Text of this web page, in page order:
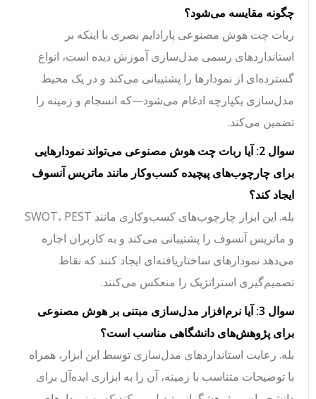
چگونه مقایسه می‌شود؟
ربات چت هوش مصنوعی پارادایم بصری با اینکه بر
استانداردهای رسمی مدل‌سازی آموزش دیده است، انواع
گسترده‌ای از نمودارها را پشتیبانی می‌کند و در یک محیط
مدل‌سازی یکپارچه ادغام می‌شود—که انسجام و زمینه را
تضمین می‌کند.
سوال 2: آیا ربات چت هوش مصنوعی می‌تواند نمودارهایی
برای چارچوب‌های پیچیده کسب‌وکار مانند ماتریس آنسوف
ایجاد کند؟
بله. این ابزار چارچوب‌های کسب‌وکاری مانند SWOT، PEST
و ماتریس آنسوف را پشتیبانی می‌کند و به کاربران اجازه
می‌دهد نمودارهای ساختاریافته‌ای ایجاد کنند که نقاط
تصمیم‌گیری استراتژیک را منعکس می‌کنند.
سوال 3: آیا نرم‌افزار مدل‌سازی مبتنی بر هوش مصنوعی
برای پژوهش‌های دانشگاهی مناسب است؟
بله. رعایت استانداردهای مدل‌سازی توسط این ابزار، همراه
با توضیحات متناسب با زمینه، آن را به ابزاری ایده‌آل برای